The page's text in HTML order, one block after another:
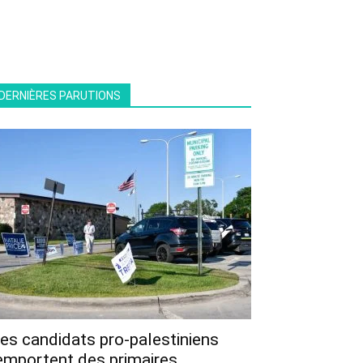
PARUTIONS
candidats pro-palestiniens